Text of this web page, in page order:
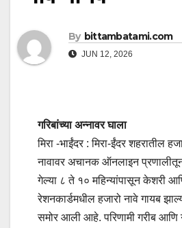
By bittambatami.com
JUN 12, 2026
गरिबांच्या अन्नावर घाला
मिरा -भाईंदर : मिरा-ईंदर शहरातील
नावावर अचानक ऑनलाइन
गेल्या ८ ते १० महिन्यांपासून केशरी
रेशनकार्डमधील हजारो नावे गायब
समोर आली आहे. परिणामी गरीब आणि